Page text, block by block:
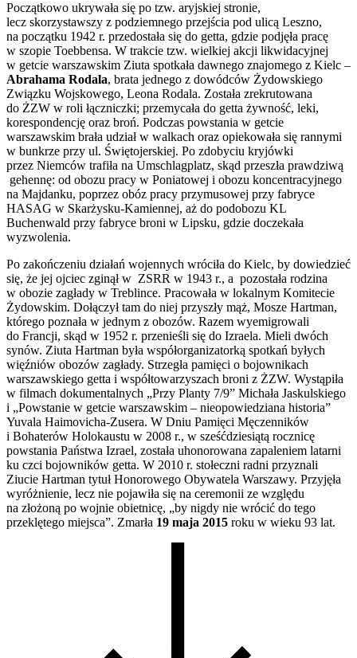
Początkowo ukrywała się po tzw. aryjskiej stronie,
lecz skorzystawszy z podziemnego przejścia pod ulicą Leszno,
na początku 1942 r. przedostała się do getta, gdzie podjęła pracę
w szopie Toebbensa. W trakcie tzw. wielkiej akcji likwidacyjnej
w getcie warszawskim Ziuta spotkała dawnego znajomego z Kielc –
Abrahama Rodala, brata jednego z dowódców Żydowskiego
Związku Wojskowego, Leona Rodala. Została zrekrutowana
do ŻZW w roli łączniczki; przemycała do getta żywność, leki,
korespondencję oraz broń. Podczas powstania w getcie
warszawskim brała udział w walkach oraz opiekowała się rannymi
w bunkrze przy ul. Świętojerskiej. Po zdobyciu kryjówki
przez Niemców trafiła na Umschlagplatz, skąd przeszła prawdziwą
gehennę: od obozu pracy w Poniatowej i obozu koncentracyjnego
na Majdanku, poprzez obóz pracy przymusowej przy fabryce
HASAG w Skarżysku-Kamiennej, aż do podobozu KL
Buchenwald przy fabryce broni w Lipsku, gdzie doczekała
wyzwolenia.
Po zakończeniu działań wojennych wróciła do Kielc, by dowiedzieć
się, że jej ojciec zginął w ZSRR w 1943 r., a pozostała rodzina
w obozie zagłady w Treblince. Pracowała w lokalnym Komitecie
Żydowskim. Dołączył tam do niej przyszły mąż, Mosze Hartman,
którego poznała w jednym z obozów. Razem wyemigrowali
do Francji, skąd w 1952 r. przenieśli się do Izraela. Mieli dwóch
synów. Ziuta Hartman była współorganizatorką spotkań byłych
więźniów obozów zagłady. Strzegła pamięci o bojownikach
warszawskiego getta i współtowarzyszach broni z ŻZW. Wystąpiła
w filmach dokumentalnych „Przy Planty 7/9” Michała Jaskulskiego
i „Powstanie w getcie warszawskim – nieopowiedziana historia”
Yuvala Haimovicha-Zusera. W Dniu Pamięci Męczenników
i Bohaterów Holokaustu w 2008 r., w sześćdziesiątą rocznicę
powstania Państwa Izrael, została uhonorowana zapaleniem latarni
ku czci bojowników getta. W 2010 r. stołeczni radni przyznali
Ziucie Hartman tytuł Honorowego Obywatela Warszawy. Przyjęła
wyróżnienie, lecz nie pojawiła się na ceremonii ze względu
na złożoną po wojnie obietnicę, „by nigdy nie wrócić do tego
przeklętego miejsca”. Zmarła 19 maja 2015 roku w wieku 93 lat.